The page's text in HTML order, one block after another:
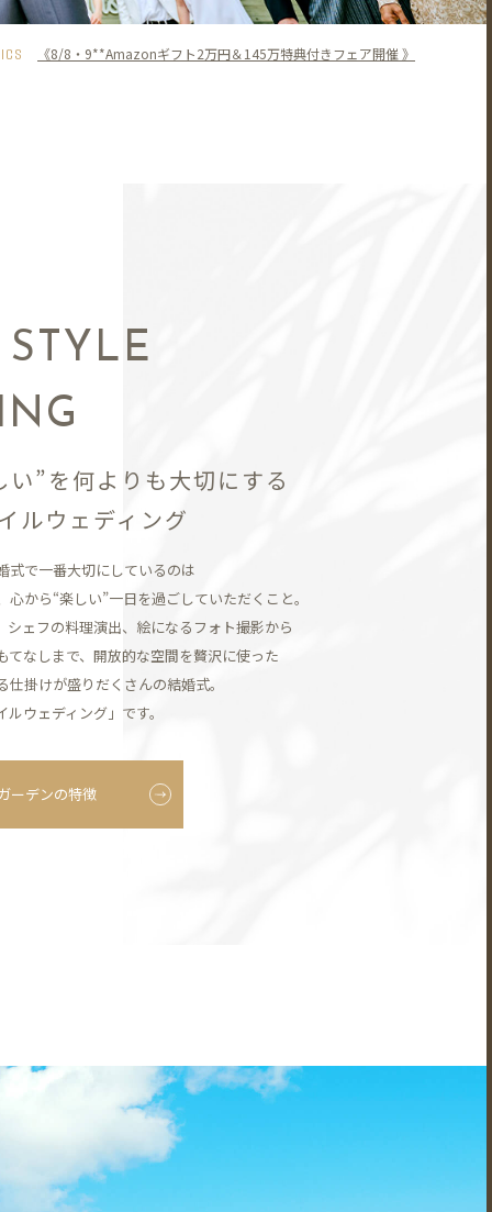
《8/8・9**Amazonギフト2万円＆145万特典付きフェア開催 》
”を何よりも大切にする
ルウェディング
式で一番大切にしているのは
心から“楽しい”一日を過ごしていただくこと。
ェフの料理演出、 絵になるフォト撮影から
てなしまで、開放的な空間を贅沢に使った
掛けが盛りだくさんの結婚式。
ウェディング」です。
ーデンの特徴